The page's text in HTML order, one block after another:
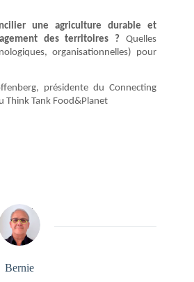
une agriculture durable et
des territoires ? Quelles
organisationnelles) pour
présidente du Connecting
Think Tank Food&Planet
Bernie